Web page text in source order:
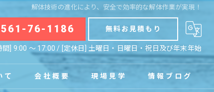
解体技術の進化により、安全で効率的な解体作業が実現！
76-1186 無料お見積もり
間] 9:00 〜 17:00 / [定休日] 土曜日・日曜日・祝日及び年末年始
て 会社概要 現場見学 情報ブログ